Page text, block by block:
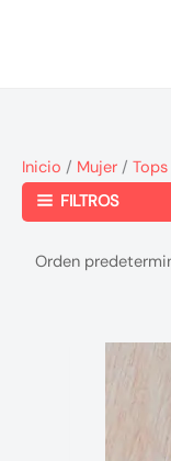
Inicio / Mujer / Tops
FILTROS